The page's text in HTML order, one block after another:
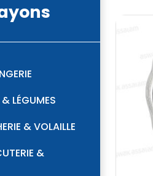
LÉGUMES
& VOLAILLE
&